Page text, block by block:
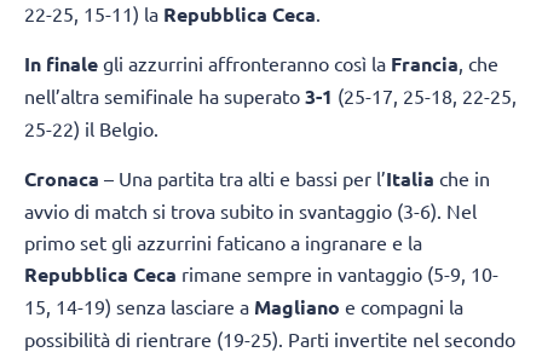
22-25, 15-11) la Repubblica Ceca.
In finale gli azzurrini affronteranno così la Francia, che
nell’altra semifinale ha superato 3-1 (25-17, 25-18, 22-25,
25-22) il Belgio.
Cronaca – Una partita tra alti e bassi per l’Italia che in
avvio di match si trova subito in svantaggio (3-6). Nel
primo set gli azzurrini faticano a ingranare e la
Repubblica Ceca rimane sempre in vantaggio (5-9, 10-
15, 14-19) senza lasciare a Magliano e compagni la
possibilità di rientrare (19-25). Parti invertite nel secondo